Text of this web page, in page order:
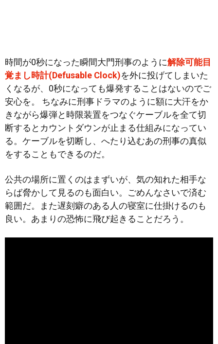
時間が0秒になった瞬間大門刑事のように解除可能目
覚まし時計(Defusable Clock)を外に投げてしまいた
くなるが、0秒になっても爆発することはないのでご
安心を。 ちなみに刑事ドラマのように額に大汗をか
きながら爆弾と時限装置をつなぐケーブルを全て切
断するとカウントダウンが止まる仕組みになってい
る。ケーブルを切断し、へたり込むあの刑事の真似
をすることもできるのだ。
公共の場所に置くのはまずいが、気の知れた相手な
らば脅かして見るのも面白い。ごめんなさいで済む
範囲だ。また遅刻癖のある人の寝室に仕掛けるのも
良い。あまりの恐怖に飛び起きることだろう。